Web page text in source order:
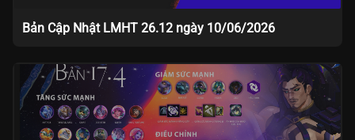
Bản Cập Nhật LMHT 26.12 ngày 10/06/2026